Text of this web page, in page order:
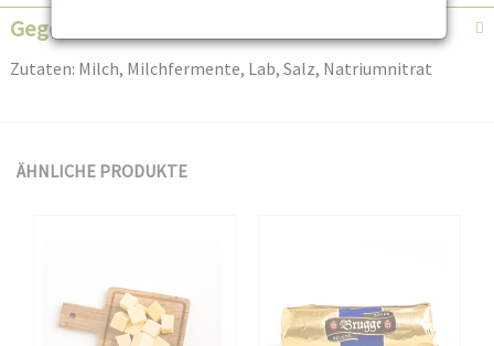
Gegevens
Zutaten: Milch, Milchfermente, Lab, Salz, Natriumnitrat
ÄHNLICHE PRODUKTE